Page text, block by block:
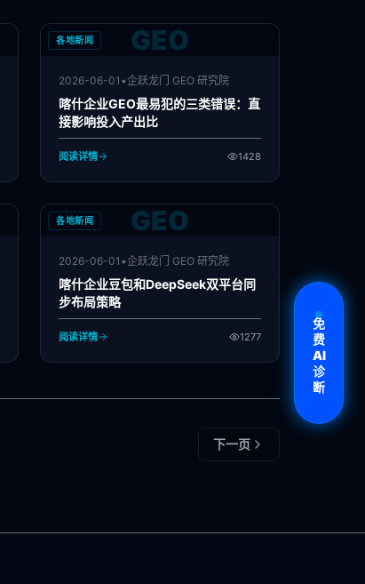
各地新闻 GEO
2026-06-01 •企跃龙门 GEO 研究院
喀什企业GEO最易犯的三类错误：直
接影响投入产出比
阅读详情 1428
各地新闻 GEO
2026-06-01 •企跃龙门 GEO 研究院
喀什企业豆包和DeepSeek双平台同
步布局策略
阅读详情 1277
下一页
免
费
AI
诊
断